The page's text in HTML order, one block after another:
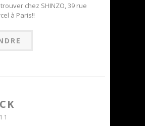
chez SHINZO, 39 rue
à Paris!!